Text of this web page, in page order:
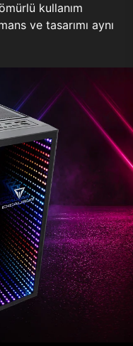
kullanım
ve tasarımı aynı